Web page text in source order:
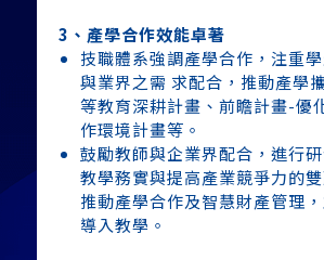
3、產學合作效能卓著
技職體系強調產學合作，注重
與業界之需 求配合，推動產學
等教育深耕計畫、前瞻計畫-優
作環境計畫等。
鼓勵教師與企業界配合，進行
教學務實與提高產業競爭力的
推動產學合作及智慧財產管理
導入教學。